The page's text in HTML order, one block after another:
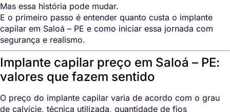
Mas essa história pode mudar.
E o primeiro passo é entender quanto custa o implante
capilar em Saloá – PE e como iniciar essa jornada com
segurança e realismo.
Implante capilar preço em Saloá – PE:
valores que fazem sentido
O preço do implante capilar varia de acordo com o grau
de calvície, técnica utilizada, quantidade de fios